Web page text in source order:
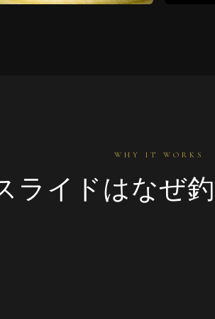
WHY IT WORKS
ライドはなぜ